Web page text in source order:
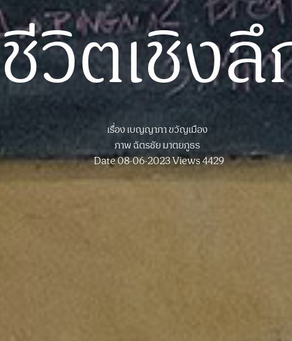
ชีวิตเชิง
เรื่องเบญญาภา ขวัญเมือง
ภาพฉัตรชัย มาตยภูธร
Date 08-06-2023Views 4429